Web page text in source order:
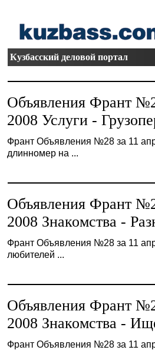
Кузбасский деловой портал
Объявления Франт
2008 Услуги -
Франт Объявления №28 за 11
длинномер на ...
Объявления Франт
2008 Знакомства -
Франт Объявления №28 за 11
любителей ...
Объявления Франт
2008 Знакомства -
Франт Объявления №28 за 11